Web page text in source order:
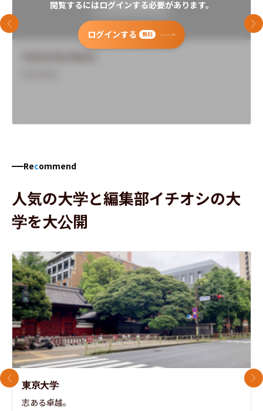
閲覧するにはログインする必要があります。
ログインする 無料
前のスライド 次
Recommend
人気の大学と編集部イチオシの大
学を大公開
東京大学
志ある卓越。
前のスライド 次